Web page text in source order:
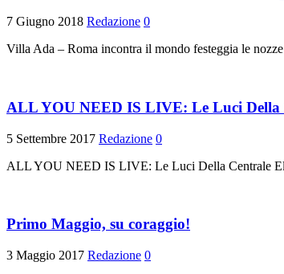
7 Giugno 2018 Redazione 0
Villa Ada – Roma incontra il mondo festeggia le
ALL YOU NEED IS LIVE: Le Luci Della
5 Settembre 2017 Redazione 0
ALL YOU NEED IS LIVE: Le Luci Della Centrale
Primo Maggio, su coraggio!
3 Maggio 2017 Redazione 0